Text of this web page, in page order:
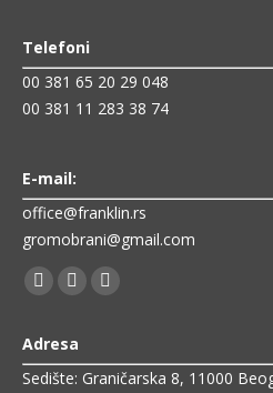
Telefoni
00 381 65 20 29 048
00 381 11 283 38 74
E-mail:
office@franklin.rs
gromobrani@gmail.com
Find us on:
Facebook
opens
in
Linkedin
opens
in
Mail
in
Adresa
Sedište: Graničarska 8, 11000